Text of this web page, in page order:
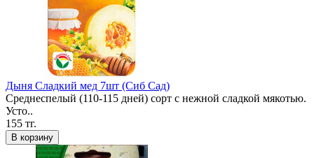
Дыня Сладкий мед 7шт (Сиб Сад)
Среднеспелый (110-115 дней) сорт с нежной сладкой мякотью.
Усто..
155 тг.
В корзину